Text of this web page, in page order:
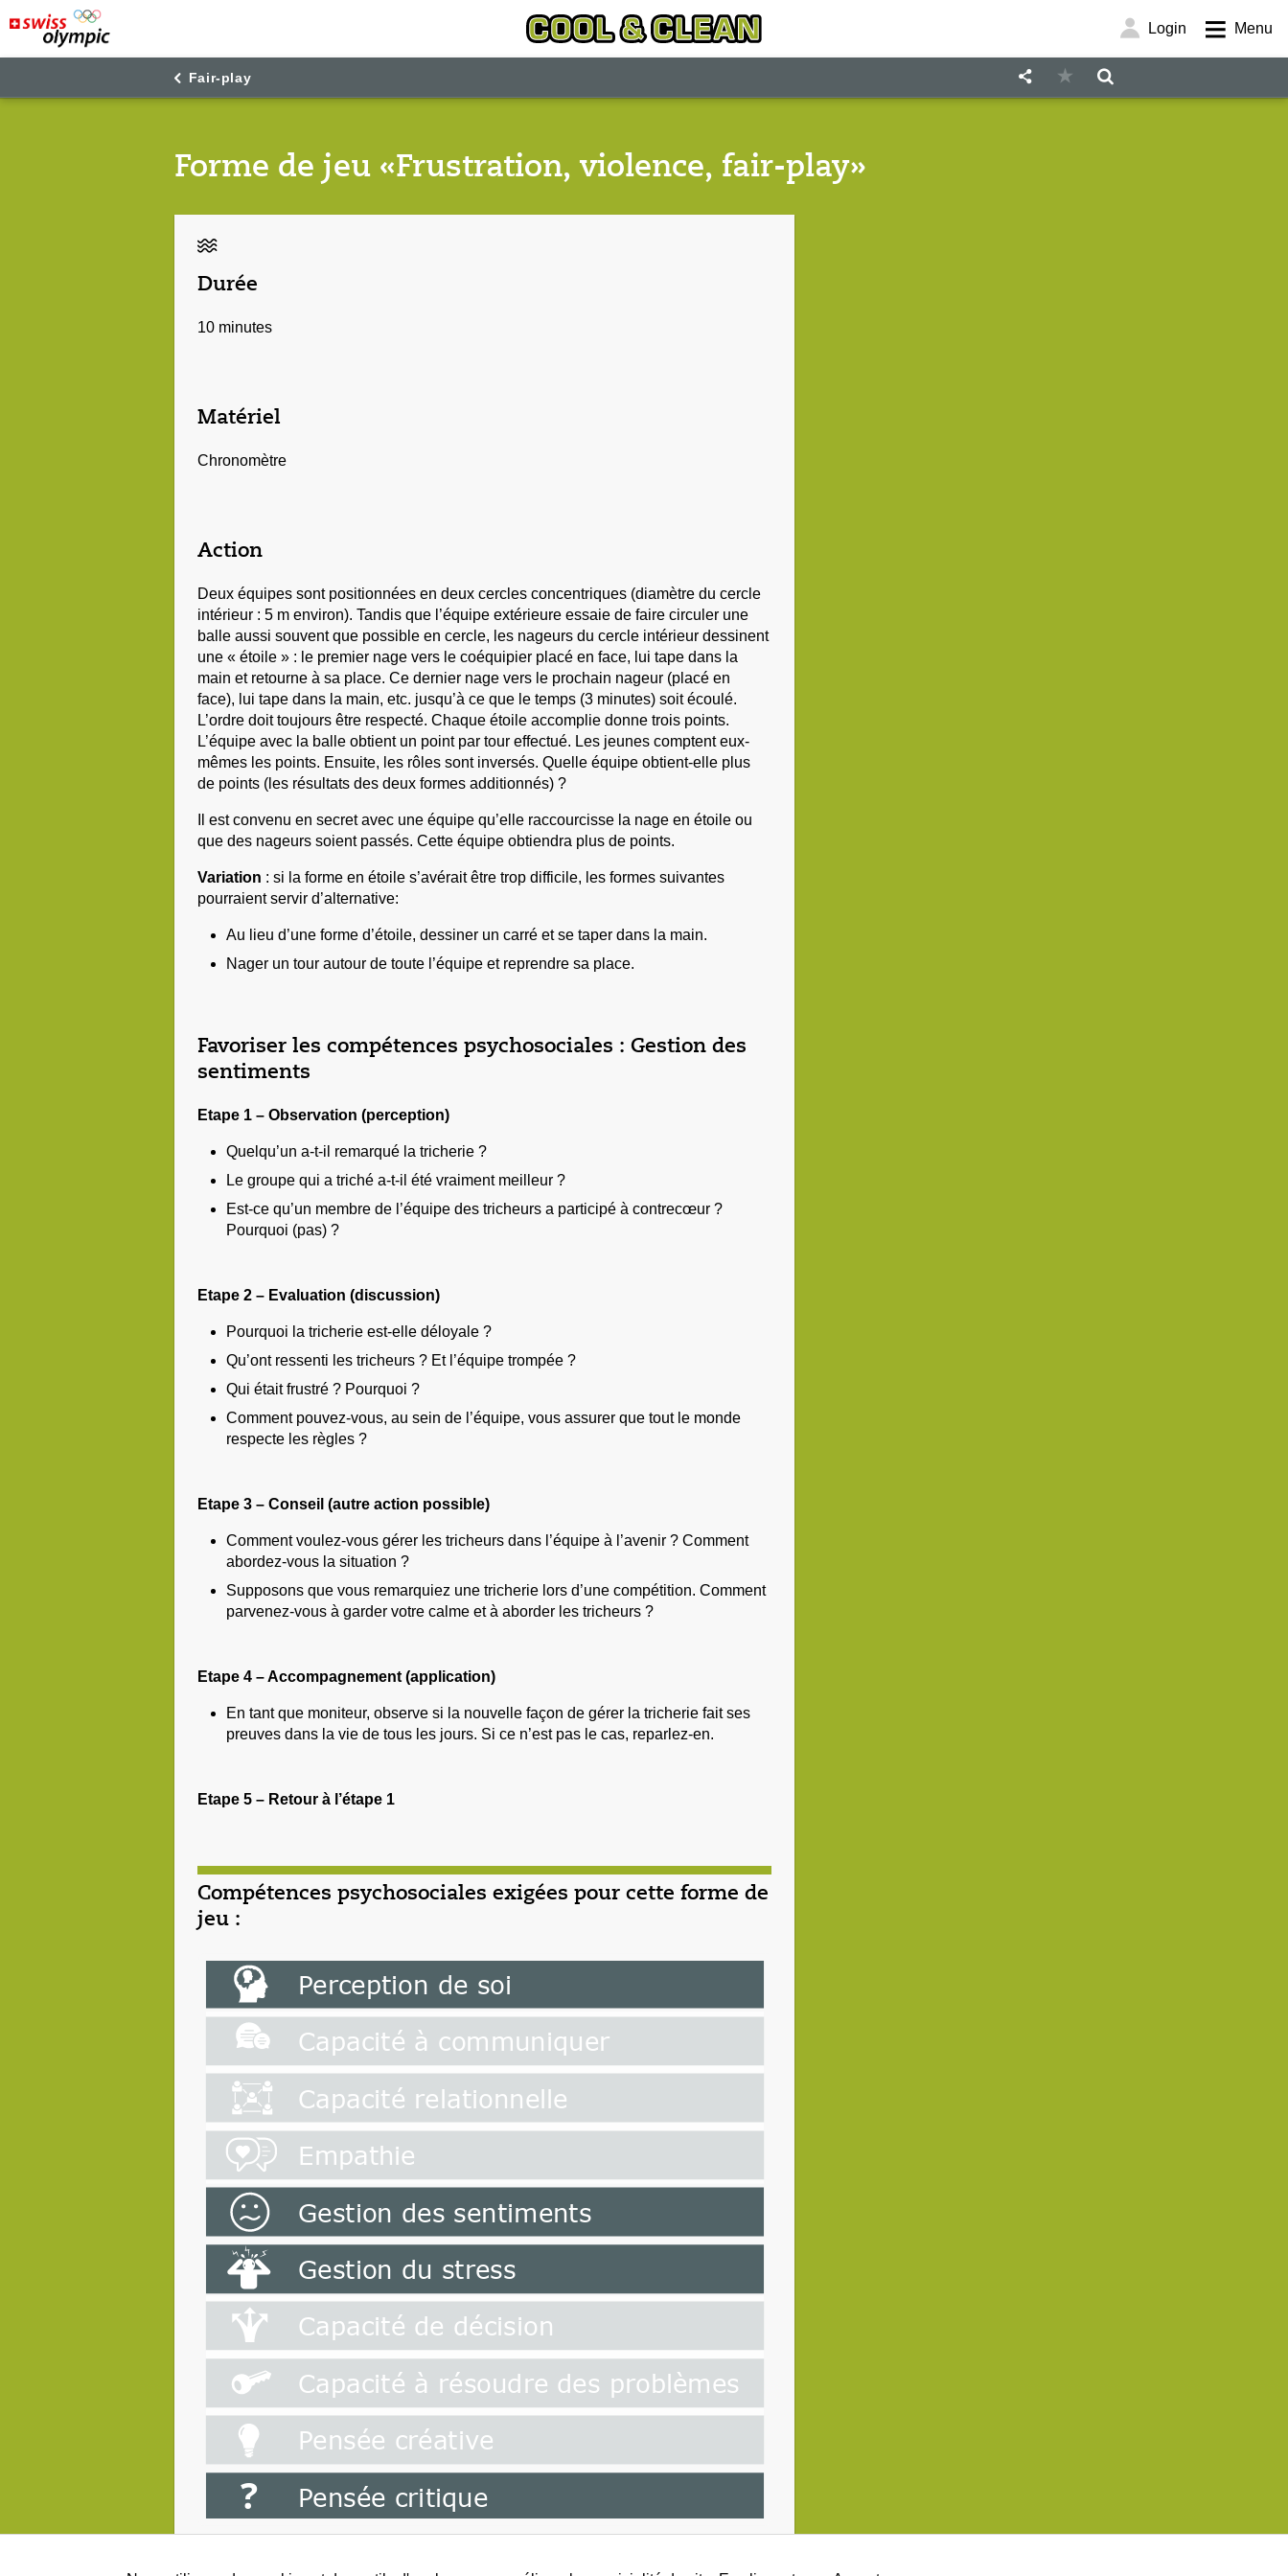
Login
Menu
Fair-play
Forme de jeu «Frustration, violence, fair-play»
Durée
10 minutes
Matériel
Chronomètre
Action
Deux équipes sont positionnées en deux cercles concentriques (diamètre du cercle
intérieur : 5 m environ). Tandis que l’équipe extérieure essaie de faire circuler une
balle aussi souvent que possible en cercle, les nageurs du cercle intérieur dessinent
une « étoile » : le premier nage vers le coéquipier placé en face, lui tape dans la
main et retourne à sa place. Ce dernier nage vers le prochain nageur (placé en
face), lui tape dans la main, etc. jusqu’à ce que le temps (3 minutes) soit écoulé.
L’ordre doit toujours être respecté. Chaque étoile accomplie donne trois points.
L’équipe avec la balle obtient un point par tour effectué. Les jeunes comptent eux-
mêmes les points. Ensuite, les rôles sont inversés. Quelle équipe obtient-elle plus
de points (les résultats des deux formes additionnés) ?
Il est convenu en secret avec une équipe qu’elle raccourcisse la nage en étoile ou
que des nageurs soient passés. Cette équipe obtiendra plus de points.
Variation : si la forme en étoile s’avérait être trop difficile, les formes suivantes
pourraient servir d’alternative:
Au lieu d’une forme d’étoile, dessiner un carré et se taper dans la main.
Nager un tour autour de toute l’équipe et reprendre sa place.
Favoriser les compétences psychosociales : Gestion des
sentiments
Etape 1 – Observation (perception)
Quelqu’un a-t-il remarqué la tricherie ?
Le groupe qui a triché a-t-il été vraiment meilleur ?
Est-ce qu’un membre de l’équipe des tricheurs a participé à contrecœur ?
Pourquoi (pas) ?
Etape 2 – Evaluation (discussion)
Pourquoi la tricherie est-elle déloyale ?
Qu’ont ressenti les tricheurs ? Et l’équipe trompée ?
Qui était frustré ? Pourquoi ?
Comment pouvez-vous, au sein de l’équipe, vous assurer que tout le monde
respecte les règles ?
Etape 3 – Conseil (autre action possible)
Comment voulez-vous gérer les tricheurs dans l’équipe à l’avenir ? Comment
abordez-vous la situation ?
Supposons que vous remarquiez une tricherie lors d’une compétition. Comment
parvenez-vous à garder votre calme et à aborder les tricheurs ?
Etape 4 – Accompagnement (application)
En tant que moniteur, observe si la nouvelle façon de gérer la tricherie fait ses
preuves dans la vie de tous les jours. Si ce n’est pas le cas, reparlez-en.
Etape 5 – Retour à l’étape 1
Compétences psychosociales exigées pour cette forme de
jeu :